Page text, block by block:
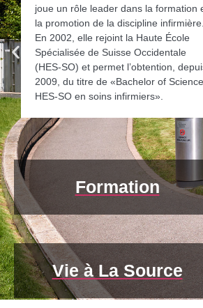
joue un rôle leader dans la formation
la promotion de la discipline infirmière.
En 2002, elle rejoint la Haute École
Spécialisée de Suisse Occidentale
(HES-SO) et permet l’obtention,
2009, du titre de «Bachelor of Science
HES-SO en soins infirmiers».
Formation
Vie à La Source